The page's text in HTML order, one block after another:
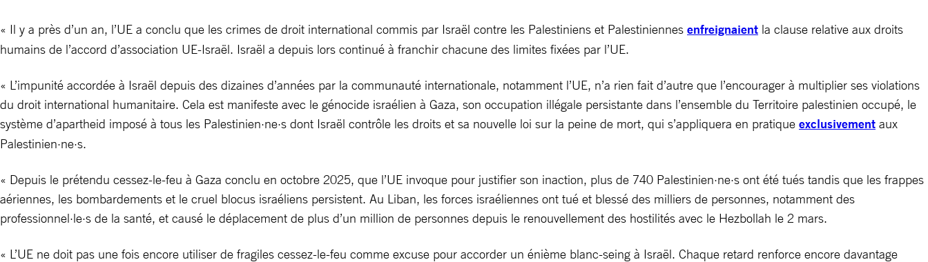
« Il y a près d’un an, l’UE a conclu que les crimes de droit international commis par Israël contre les Palestiniens et Palestiniennes enfreignaient la clause relative aux droits
humains de l’accord d’association UE-Israël. Israël a depuis lors continué à franchir chacune des limites fixées par l’UE.
« L’impunité accordée à Israël depuis des dizaines d’années par la communauté internationale, notamment l’UE, n’a rien fait d’autre que l’encourager à multiplier ses violations
du droit international humanitaire. Cela est manifeste avec le génocide israélien à Gaza, son occupation illégale persistante dans l’ensemble du Territoire palestinien occupé, le
système d’apartheid imposé à tous les Palestinien·ne·s dont Israël contrôle les droits et sa nouvelle loi sur la peine de mort, qui s’appliquera en pratique exclusivement aux
Palestinien·ne·s.
« Depuis le prétendu cessez-le-feu à Gaza conclu en octobre 2025, que l’UE invoque pour justifier son inaction, plus de 740 Palestinien·ne·s ont été tués tandis que les frappes
aériennes, les bombardements et le cruel blocus israéliens persistent. Au Liban, les forces israéliennes ont tué et blessé des milliers de personnes, notamment des
professionnel·le·s de la santé, et causé le déplacement de plus d’un million de personnes depuis le renouvellement des hostilités avec le Hezbollah le 2 mars.
« L’UE ne doit pas une fois encore utiliser de fragiles cessez-le-feu comme excuse pour accorder un énième blanc-seing à Israël. Chaque retard renforce encore davantage